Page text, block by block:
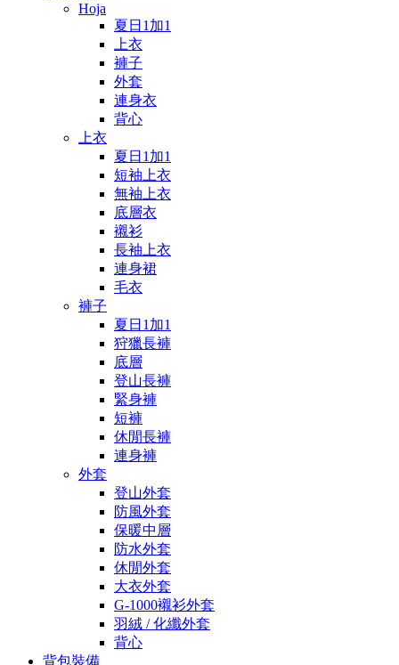
Hoja
夏日1加1
上衣
褲子
外套
連身衣
背心
上衣
夏日1加1
短袖上衣
無袖上衣
底層衣
襯衫
長袖上衣
連身裙
毛衣
褲子
夏日1加1
狩獵長褲
底層
登山長褲
緊身褲
短褲
休閒長褲
連身褲
外套
登山外套
防風外套
保暖中層
防水外套
休閒外套
大衣外套
G-1000襯衫外套
羽絨 / 化纖外套
背心
背包裝備